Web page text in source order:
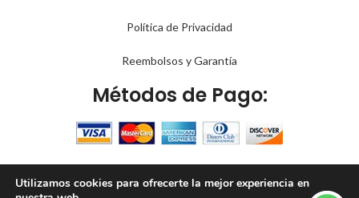
Política de Privacidad
Reembolsos y Garantía
Métodos de Pago:
PARA OFERTAS Y PROMOCIONES
Utilizamos cookies para ofrecerte la mejor experiencia en